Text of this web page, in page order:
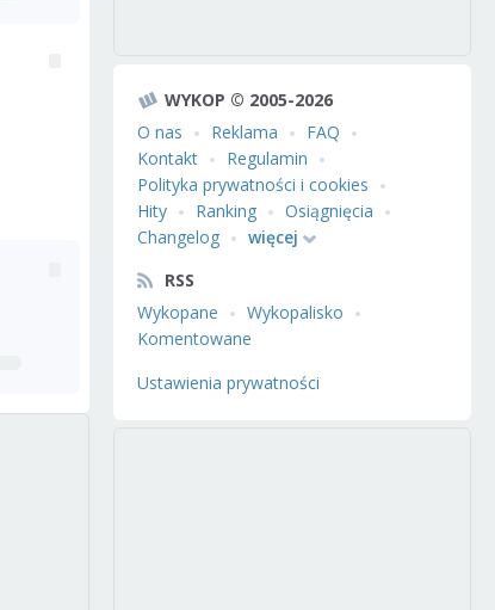
WYKOP © 2005-2026
O nas
Reklama
FAQ
Kontakt
Regulamin
Polityka prywatności i cookies
Hity
Ranking
Osiągnięcia
Changelog
więcej
RSS
Wykopane
Wykopalisko
Komentowane
Ustawienia prywatności